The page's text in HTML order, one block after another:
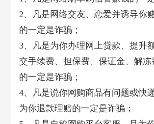
2、凡是网络交友、恋爱并诱导你
的一定是诈骗；
3、凡是为你办理网上贷款、提升
交手续费、担保费、保证金、解冻
的一定是诈骗；
4、凡是说你网购商品有问题或快
为你退款理赔的一定是诈骗；